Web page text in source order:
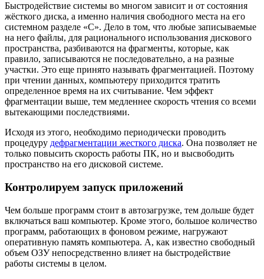
Быстродействие системы во многом зависит и от состояния
жёсткого диска, а именно наличия свободного места на его
системном разделе «С». Дело в том, что любые записываемые
на него файлы, для рационального использования дискового
пространства, разбиваются на фрагменты, которые, как
правило, записываются не последовательно, а на разные
участки. Это еще принято называть фрагментацией. Поэтому
при чтении данных, компьютеру приходится тратить
определенное время на их считывание. Чем эффект
фрагментации выше, тем медленнее скорость чтения со всеми
вытекающими последствиями.
Исходя из этого, необходимо периодически проводить
процедуру дефрагментации жесткого диска. Она позволяет не
только повысить скорость работы ПК, но и высвободить
пространство на его дисковой системе.
Контролируем запуск приложений
Чем больше программ стоит в автозагрузке, тем дольше будет
включаться ваш компьютер. Кроме этого, большое количество
программ, работающих в фоновом режиме, нагружают
оперативную память компьютера. А, как известно свободный
объем ОЗУ непосредственно влияет на быстродействие
работы системы в целом.